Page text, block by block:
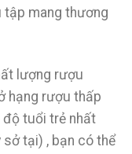
mang thương
lượng rượu
hạng rượu thấp
độ tuổi trẻ nhất
tại) , bạn có thể